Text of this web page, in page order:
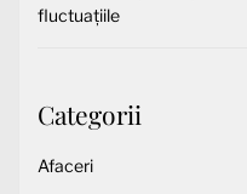
fluctuațiile
Categorii
Afaceri